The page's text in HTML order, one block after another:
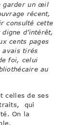
garder un œil
récent,
consulté cette
d’intérêt,
cents pages
avais tirés
foi, celui
au
celles de ses
qui
On la